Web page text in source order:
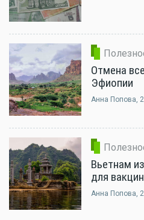
Отмена
Эфиопии
Анна Попова,
Вьетнам
для
Анна Попова,